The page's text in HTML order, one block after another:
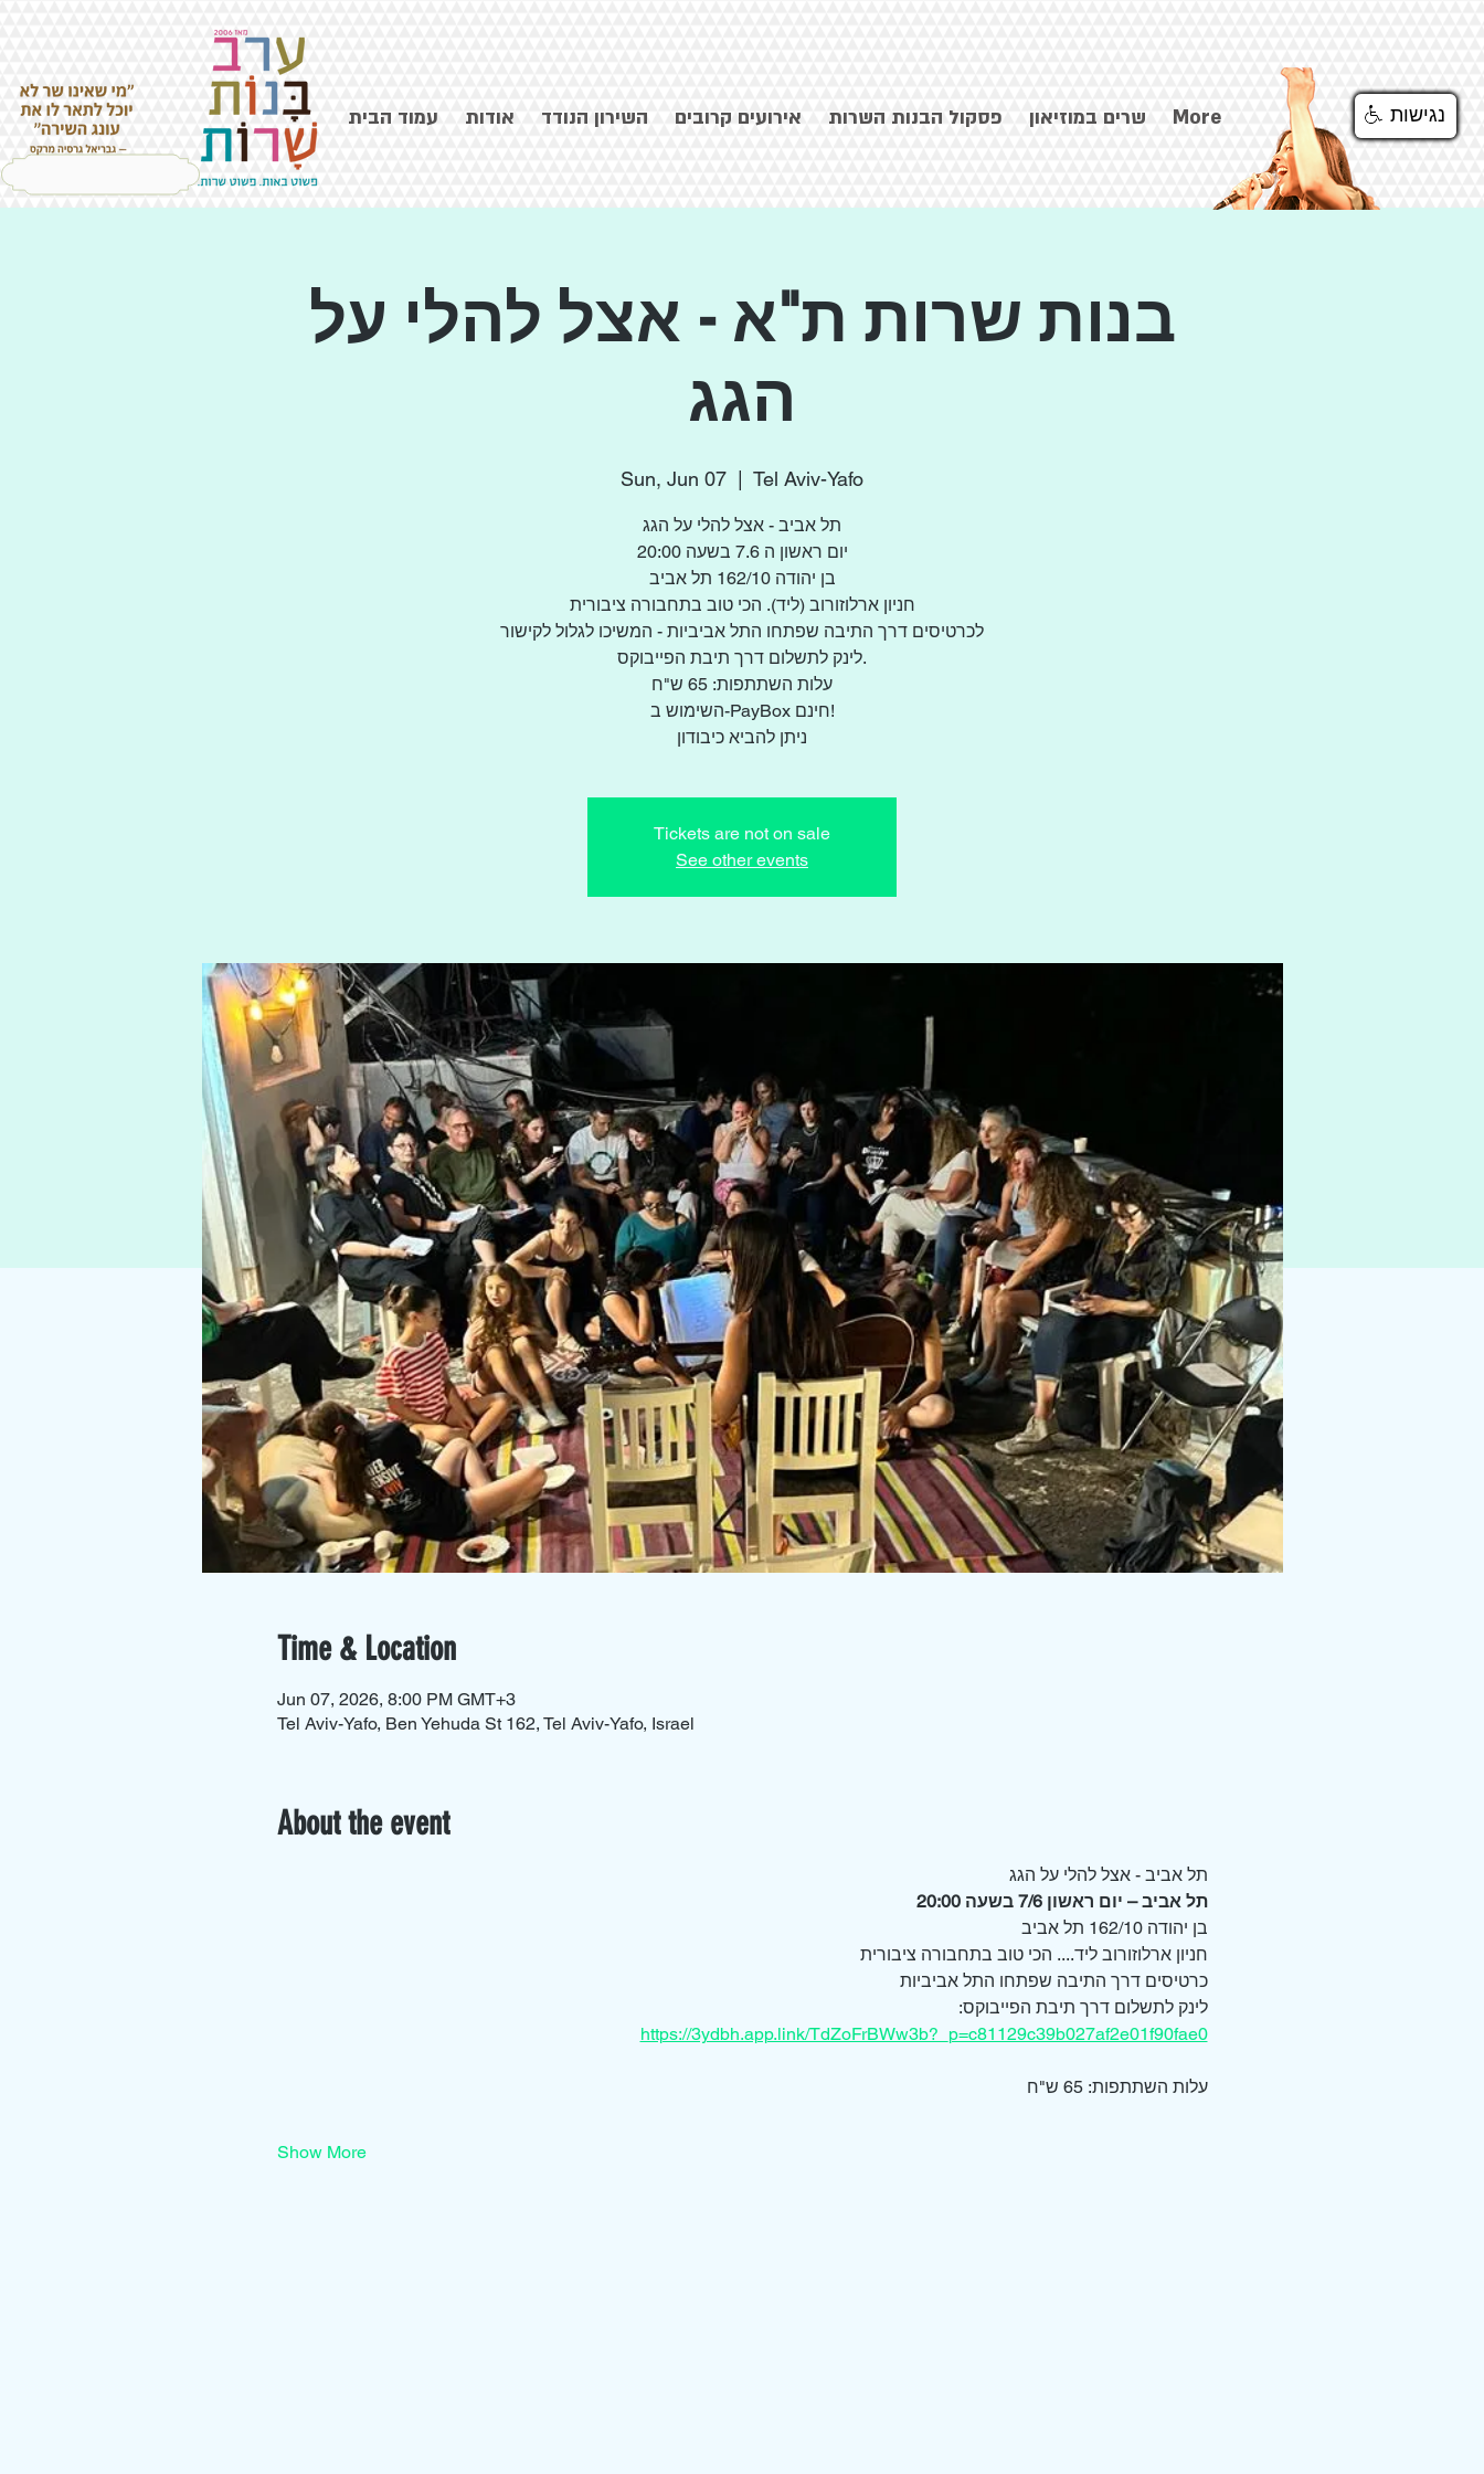
עמוד הבית אודות השירון הנודד אירועים קרובים פסקול הבנות השרות שרים במוזיאון More
בנות שרות ת"א - אצל להלי על
הגג
Sun, Jun 07 Tel Aviv-Yafo
תל אביב - אצל להלי על הגג
יום ראשון ה 7.6 בשעה 20:00
בן יהודה 162/10 תל אביב
חניון ארלוזורוב (ליד). הכי טוב בתחבורה ציבורית
לכרטיסים דרך התיבה שפתחו התל אביביות - המשיכו לגלול לקישור
לינק לתשלום דרך תיבת הפייבוקס.
עלות השתתפות: 65 ש"ח
השימוש ב-PayBox חינם!
ניתן להביא כיבודון
Tickets are not on sale
See other events
Time & Location
Jun 07, 2026, 8:00 PM GMT+3
Tel Aviv-Yafo, Ben Yehuda St 162, Tel Aviv-Yafo, Israel
About the event
תל אביב - אצל להלי על הגג
תל אביב – יום ראשון 7/6 בשעה 20:00
בן יהודה 162/10 תל אביב
חניון ארלוזורוב ליד.... הכי טוב בתחבורה ציבורית
כרטיסים דרך התיבה שפתחו התל אביביות
לינק לתשלום דרך תיבת הפייבוקס:
https://3ydbh.app.link/TdZoFrBWw3b?_p=c81129c39b027af2e01f90fae0
עלות השתתפות: 65 ש"ח
Show More
נגישות
נגישות
נגישות